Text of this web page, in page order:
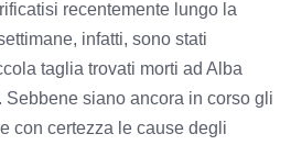
recentemente lungo la
infatti, sono stati
taglia trovati morti ad Alba
siano ancora in corso gli
con certezza le cause degli